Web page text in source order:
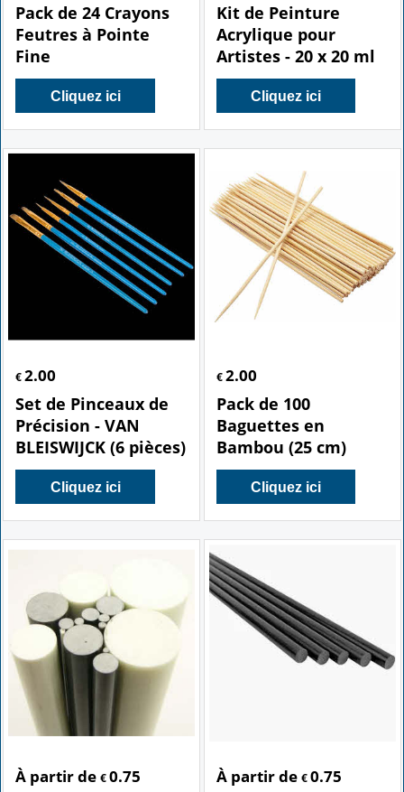
Pack de 24 Crayons
Feutres à Pointe
Fine
Cliquez ici
Kit de Peinture
Acrylique pour
Artistes - 20 x 20 ml
Cliquez ici
€ 2.00
Set de Pinceaux de
Précision - VAN
BLEISWIJCK (6 pièces)
Cliquez ici
€2.00
Pack de 100
Baguettes en
Bambou (25 cm)
Cliquez ici
À partir de € 0.75
À partir de €0.75